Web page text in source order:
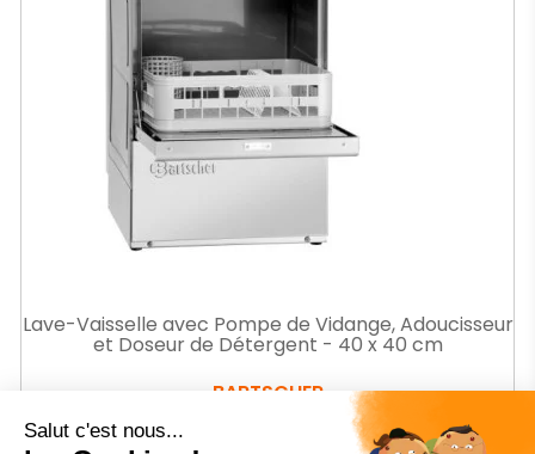
Lave-Vaisselle avec Pompe de Vidange, Adoucisseur
et Doseur de Détergent - 40 x 40 cm
BARTSCHER